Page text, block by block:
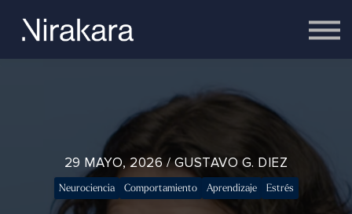
Acceder
29 MAYO, 2026 / GUSTAVO G. DIEZ
Neurociencia Comportamiento Aprendizaje Estrés